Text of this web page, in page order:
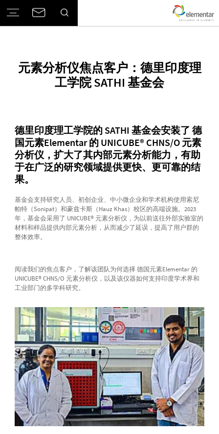
元素分析仪焦点客户：德里印度理
工学院 SATHI 基金会
德里印度理工学院的 SATHI 基金会安装了 德
国元素Elementar 的 UNICUBE® CHNS/O 元素
分析仪，扩大了其内部元素分析能力，有助
于在广泛的研究领域提供更快、更可靠的结
果。
基金会支持研究人员、初创企业、中小微企业和学术机构使用索尼
帕特（Sonipat）和豪兹卡斯（Hauz Khas）校区的高端设施。2023
年，基金会采用了 UNICUBE® 元素分析仪，为以前送往外部实验室的
材料和样品提供内部元素分析，从而减少了延误，提高了用户群的
整体效率。
阅读我们的焦点客户，了解该团队为何选择 德国元素Elementar 的
UNICUBE® CHNS/O 元素分析仪，以及该仪器如何支持印度学术界和
工业部门的多学科研究。